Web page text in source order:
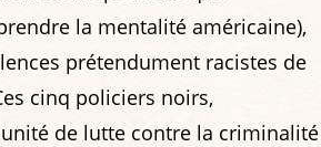
la mentalité américaine),
prétendument racistes de
cinq policiers noirs,
de lutte contre la criminalité